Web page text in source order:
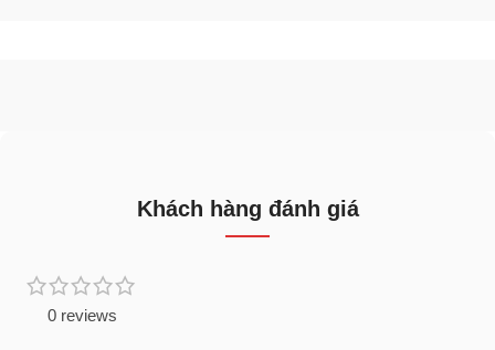
Khách hàng đánh giá
0 reviews